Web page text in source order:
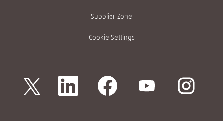
念，同樣也能幫助
Supplier Zone
Cookie Settings
在
新
索
在
新
索
在
新
索
新
索
在
新
索